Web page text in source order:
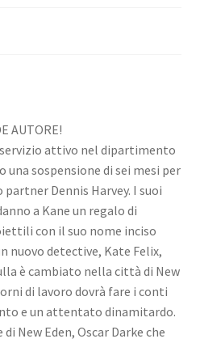
AUTORE!
attivo nel dipartimento
una sospensione di sei mesi per
Dennis Harvey. I suoi
a Kane un regalo di
con il suo nome inciso
nuovo detective, Kate Felix,
è cambiato nella città di New
di lavoro dovrà fare i conti
e un attentato dinamitardo.
New Eden, Oscar Darke che